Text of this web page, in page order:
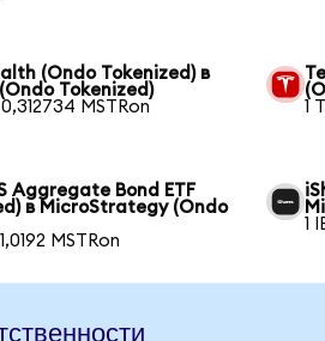
(Ondo Tokenized) в
Tokenized)
MSTRon
1
Aggregate Bond ETF
в MicroStrategy (Ondo
MSTRon
1